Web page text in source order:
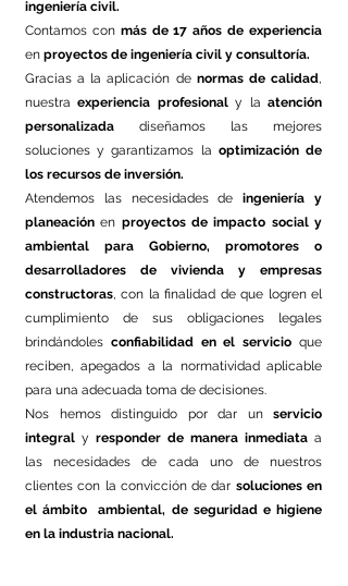
ingeniería civil.
Contamos con más de 17 años de experiencia
en proyectos de ingeniería civil y consultoría.
Gracias a la aplicación de normas de calidad,
nuestraexperiencia profesionaly laatención
personalizada diseñamos las mejores
soluciones y garantizamos la optimización de
los recursos de inversión.
Atendemos las necesidades deingeniería y
planeación en proyectos de impacto social y
ambiental
para Gobierno, promotores o
desarrolladores de vivienda y empresas
constructoras, con la finalidad de que logren el
cumplimiento de sus obligaciones legales
brindándoles confiabilidad en el servicio que
reciben, apegados a la normatividad aplicable
para una adecuada toma de decisiones.
Nos hemos distinguido por dar un servicio
integral y responder de manera inmediata a
las necesidades de cada uno de nuestros
clientes con la convicción de dar soluciones en
el ámbito ambiental, de seguridad e higiene
en la industria nacional.